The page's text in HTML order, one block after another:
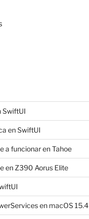
SwiftUI
en SwiftUI
a funcionar en Tahoe
en Z390 Aorus Elite
en macOS 15.4